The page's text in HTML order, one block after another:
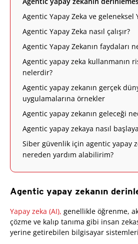
Agentic Yapay Zeka ve geleneksel
Agentic Yapay Zeka nasıl çalışır?
Agentic Yapay Zekanın faydaları
Agentic yapay zeka kullanmanın
nelerdir?
Agentic yapay zekanın gerçek
uygulamalarına örnekler
Agentic yapay zekanın geleceği
Agentic yapay zekaya nasıl
Siber güvenlik için agentic yapay
nereden yardım alabilirim?
Agentic yapay zekanın
Yapay zeka (AI), genellikle öğrenme,
çözme ve kalıp tanıma gibi insan
yerine getirebilen bilgisayar